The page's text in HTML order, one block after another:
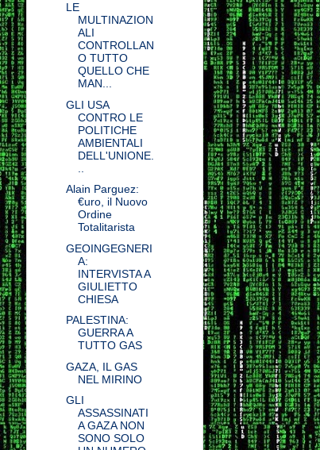
LE
MULTINAZION
ALI
CONTROLLAN
O TUTTO
QUELLO CHE
MAN...
GLI USA
CONTRO LE
POLITICHE
AMBIENTALI
DELL'UNIONE.
Alain Parguez:
€uro, il Nuovo
Ordine
Totalitarista
GEOINGEGNERI
A:
INTERVISTA A
GIULIETTO
CHIESA
PALESTINA:
GUERRA A
TUTTO GAS
GAZA, IL GAS
NEL MIRINO
GLI
ASSASSINATI
A GAZA NON
SONO SOLO